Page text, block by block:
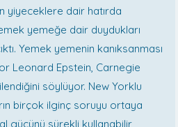
yiyeceklere dair hatırda
yemeğe dair duydukları
Yemek yemenin kanıksanması
Leonard Epstein, Carnegie
söylüyor. New Yorklu
birçok ilginç soruyu ortaya
gücünü sürekli kullanabilir